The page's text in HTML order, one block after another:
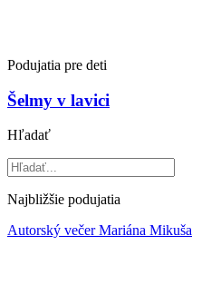
Podujatia pre deti
Šelmy v lavici
Hľadať
Najbližšie podujatia
Autorský večer Mariána Mikuša